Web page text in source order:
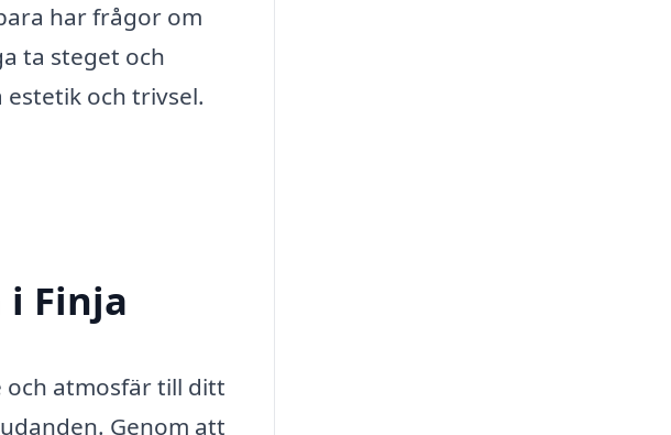
har frågor om
ta steget och
och trivsel.
Finja
och atmosfär till ditt
Genom att